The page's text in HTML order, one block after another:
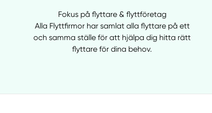
Fokus på flyttare & flyttföretag
Alla Flyttfirmor har samlat alla flyttare på ett
och samma ställe för att hjälpa dig hitta rätt
flyttare för dina behov.